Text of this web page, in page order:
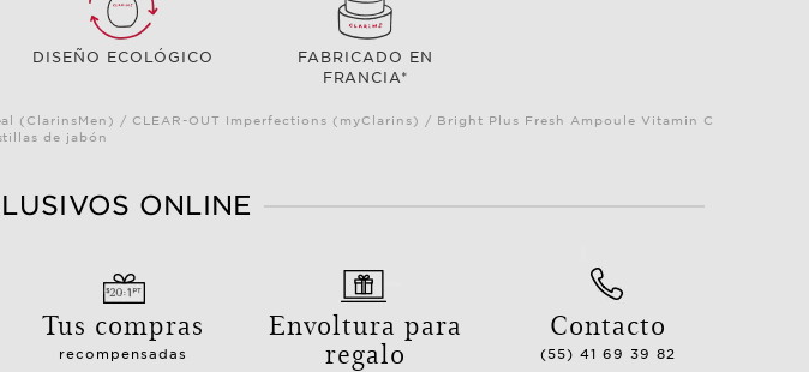
DISEÑO ECOLÓGICO
FABRICADO EN
FRANCIA*
(ClarinsMen) / CLEAR-OUT Imperfections (myClarins) / Bright Plus Fresh Ampoule Vitamin C
de jabón
ONLINE
Tus compras
recompensadas
Envoltura para
regalo
Contacto
(55) 41 69 39 82